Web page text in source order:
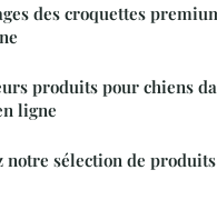
des croquettes
produits pour chiens
ligne
notre sélection de